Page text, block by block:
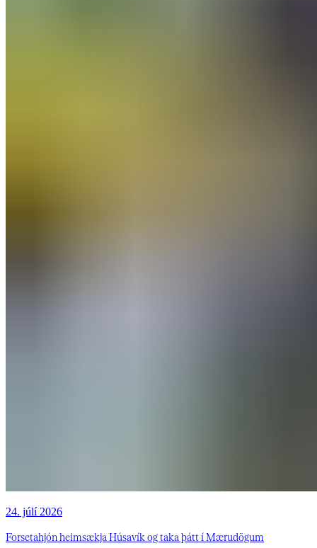
24. júlí 2026
Forsetahjón heimsækja Húsavík og taka þátt í Mærudögum